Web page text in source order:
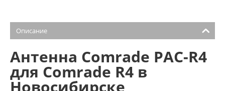
Описание
Антенна Comrade PAC-R4
для Comrade R4 в
Новосибирске